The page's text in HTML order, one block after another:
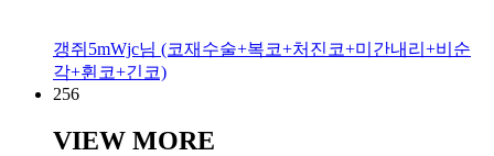
갱쥐5mWjc님 (코재수술+복코+처진코+미간내리+비순
각+휜코+긴코)
256
VIEW MORE